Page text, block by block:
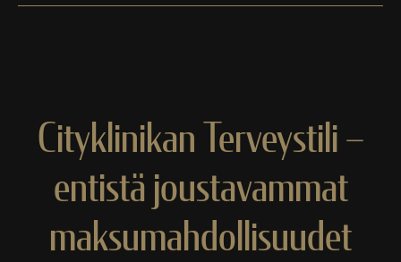
Cityklinikan Terveystili –
entistä joustavammat
maksumahdollisuudet